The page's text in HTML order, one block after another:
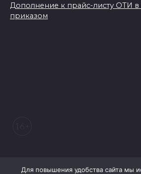
Дополнение к прайс-листу ОТИ в
приказом
Для повышения удобства сайта мы